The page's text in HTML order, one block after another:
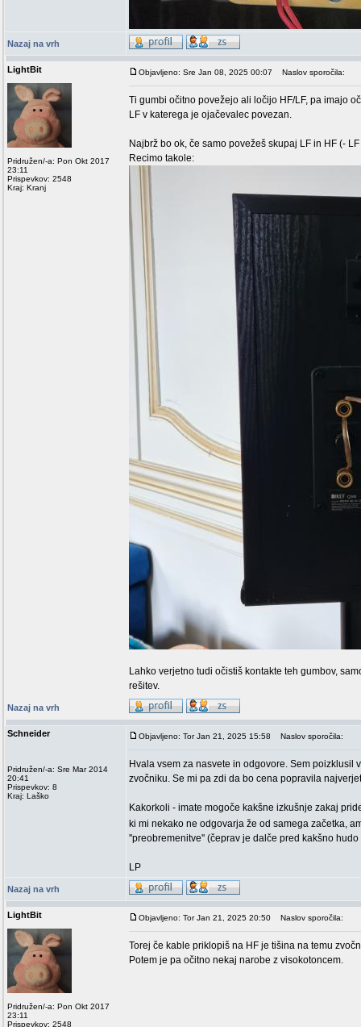
Nazaj na vrh
LightBit
Pridružen/-a: Pon Okt 2017
23:11
Prispevkov: 2548
Kraj: Kranj
Objavljeno: Sre Jan 08, 2025 00:07 Naslov sporočila:
Ti gumbi očitno povežejo ali ločijo HF/LF, pa imajo
LF v katerega je ojačevalec povezan.
Najbrž bo ok, če samo povežeš skupaj LF in HF (-
Recimo takole:
Lahko verjetno tudi očistiš kontakte teh gumbov,
rešitev.
Nazaj na vrh
Schneider
Pridružen/-a: Sre Mar 2014
20:41
Prispevkov: 8
Kraj: Laško
Objavljeno: Tor Jan 21, 2025 15:58 Naslov sporočila:
Hvala vsem za nasvete in odgovore. Sem poizklusil
zvočniku. Se mi pa zdi da bo cena popravila
Kakorkoli - imate mogoče kakšne izkušnje zakaj
ki mi nekako ne odgovarja že od samega začetka,
''preobremenitve'' (čeprav je dalče pred kakšno
LP
Nazaj na vrh
LightBit
Pridružen/-a: Pon Okt 2017
23:11
Prispevkov: 2548
Objavljeno: Tor Jan 21, 2025 20:50 Naslov sporočila:
Torej če kable priklopiš na HF je tišina na temu
Potem je pa očitno nekaj narobe z visokotoncem.